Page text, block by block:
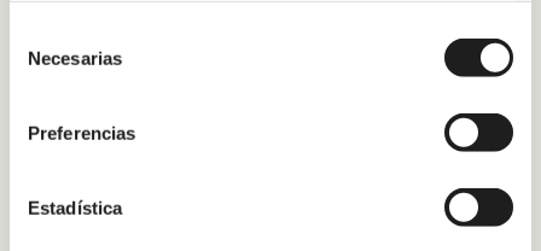
Necesarias
Preferencias
Estadística